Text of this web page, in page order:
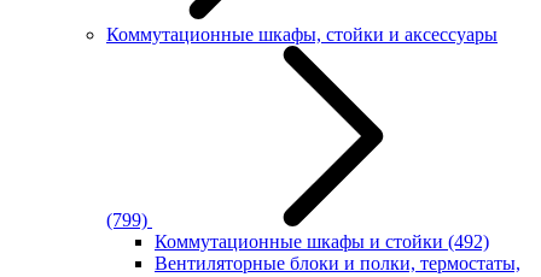
Коммутационные шкафы, стойки и аксессуары
(799)
Коммутационные шкафы и стойки (492)
Вентиляторные блоки и полки, термостаты,